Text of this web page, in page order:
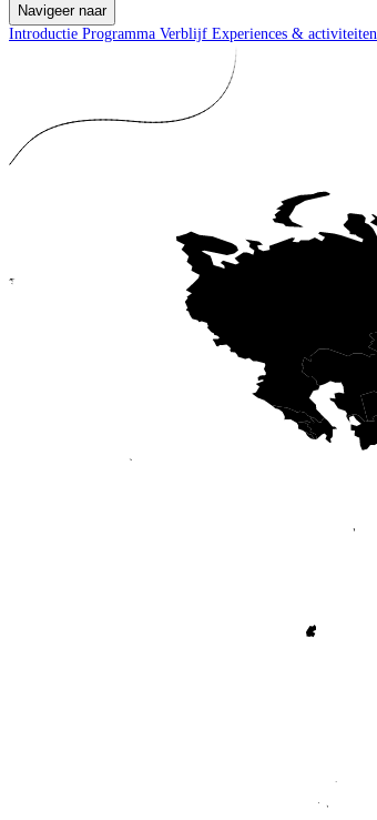
Navigeer naar
Introductie Programma Verblijf Experiences & activiteiten